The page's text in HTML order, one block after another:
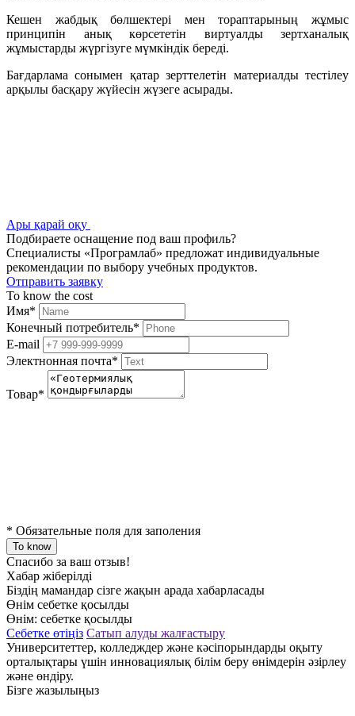
Кешен жабдық бөлшектері мен тораптарының жұмыс
принципін анық көрсететін виртуалды зертханалық
жұмыстарды жүргізуге мүмкіндік береді.
Бағдарлама сонымен қатар зерттелетін материалды тестілеу
арқылы басқару жүйесін жүзеге асырады.
Ары қарай оқу
Подбираете оснащение под ваш профиль?
Специалисты «Програмлаб» предложат индивидуальные
рекомендации по выбору учебных продуктов.
Отправить заявку
To know the cost
Имя*
Конечный потребитель*
E-mail
Электнонная почта*
Товар*
* Обязательные поля для заполения
To know
Спасибо за ваш отзыв!
Хабар жіберілді
Біздің мамандар сізге жақын арада хабарласады
Өнім себетке қосылды
Өнім: себетке қосылды
Себетке өтіңіз Сатып алуды жалғастыру
Университеттер, колледждер және кәсіпорындарды оқыту
орталықтары үшін инновациялық білім беру өнімдерін әзірлеу
және өндіру.
Бізге жазылыңыз